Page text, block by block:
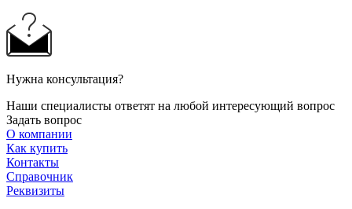
Нужна консультация?
Наши специалисты ответят на любой интересующий вопрос
Задать вопрос
О компании
Как купить
Контакты
Справочник
Реквизиты